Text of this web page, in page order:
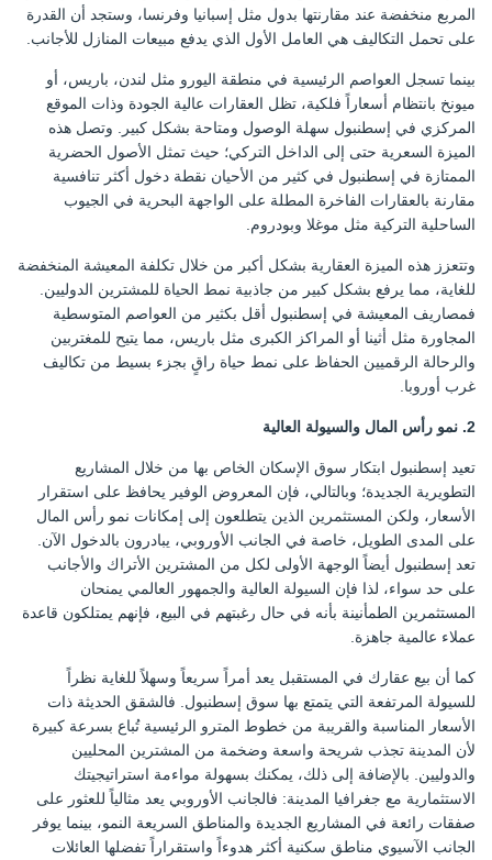
المربع منخفضة عند مقارنتها بدول مثل إسبانيا وفرنسا، وستجد أن القدرة
على تحمل التكاليف هي العامل الأول الذي يدفع مبيعات المنازل للأجانب.
بينما تسجل العواصم الرئيسية في منطقة اليورو مثل لندن، باريس، أو
ميونخ بانتظام أسعاراً فلكية، تظل العقارات عالية الجودة وذات الموقع
المركزي في إسطنبول سهلة الوصول ومتاحة بشكل كبير. وتصل هذه
الميزة السعرية حتى إلى الداخل التركي؛ حيث تمثل الأصول الحضرية
الممتازة في إسطنبول في كثير من الأحيان نقطة دخول أكثر تنافسية
مقارنة بالعقارات الفاخرة المطلة على الواجهة البحرية في الجيوب
الساحلية التركية مثل موغلا وبودروم.
وتتعزز هذه الميزة العقارية بشكل أكبر من خلال تكلفة المعيشة المنخفضة
للغاية، مما يرفع بشكل كبير من جاذبية نمط الحياة للمشترين الدوليين.
فمصاريف المعيشة في إسطنبول أقل بكثير من العواصم المتوسطية
المجاورة مثل أثينا أو المراكز الكبرى مثل باريس، مما يتيح للمغتربين
والرحالة الرقميين الحفاظ على نمط حياة راقٍ بجزء بسيط من تكاليف
غرب أوروبا.
2. نمو رأس المال والسيولة العالية
تعيد إسطنبول ابتكار سوق الإسكان الخاص بها من خلال المشاريع
التطويرية الجديدة؛ وبالتالي، فإن المعروض الوفير يحافظ على استقرار
الأسعار، ولكن المستثمرين الذين يتطلعون إلى إمكانات نمو رأس المال
على المدى الطويل، خاصة في الجانب الأوروبي، يبادرون بالدخول الآن.
تعد إسطنبول أيضاً الوجهة الأولى لكل من المشترين الأتراك والأجانب
على حد سواء، لذا فإن السيولة العالية والجمهور العالمي يمنحان
المستثمرين الطمأنينة بأنه في حال رغبتهم في البيع، فإنهم يمتلكون قاعدة
عملاء عالمية جاهزة.
كما أن بيع عقارك في المستقبل يعد أمراً سريعاً وسهلاً للغاية نظراً
للسيولة المرتفعة التي يتمتع بها سوق إسطنبول. فالشقق الحديثة ذات
الأسعار المناسبة والقريبة من خطوط المترو الرئيسية تُباع بسرعة كبيرة
لأن المدينة تجذب شريحة واسعة وضخمة من المشترين المحليين
والدوليين. بالإضافة إلى ذلك، يمكنك بسهولة مواءمة استراتيجيتك
الاستثمارية مع جغرافيا المدينة: فالجانب الأوروبي يعد مثالياً للعثور على
صفقات رائعة في المشاريع الجديدة والمناطق السريعة النمو، بينما يوفر
الجانب الآسيوي مناطق سكنية أكثر هدوءاً واستقراراً تفضلها العائلات